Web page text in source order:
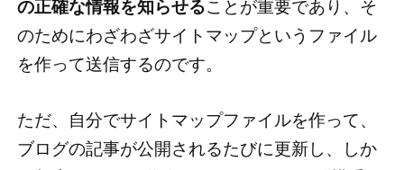
の正確な情報を知らせることが重要であり、そ
のためにわざわざサイトマップというファイル
を作って送信するのです。
ただ、自分でサイトマップファイルを作って、
ブログの記事が公開されるたびに更新し、しか